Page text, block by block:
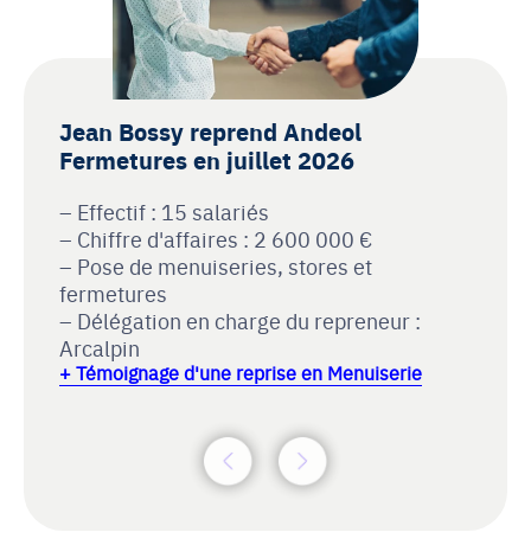
Jean Bossy reprend Andeol
Fermetures en juillet 2026
Effectif : 15 salariés
Chiffre d'affaires : 2 600 000 €
Pose de menuiseries, stores et
fermetures
Délégation en charge du repreneur :
Arcalpin
+ Témoignage d'une reprise en Menuiserie